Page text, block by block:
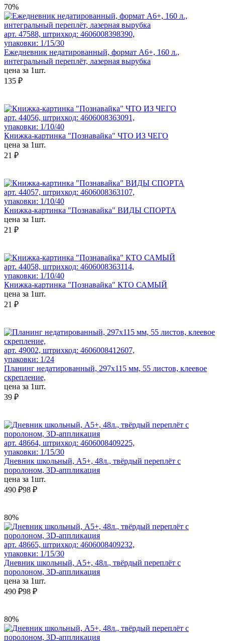
70%
арт. 47588, штрихкод: 4606008398390,
упаковки: 1/15/30
Ежедневник недатированный, формат А6+, 160 л.,
интегральный переплёт, лазерная вырубка
цена за 1шт.
135 ₽
арт. 44056, штрихкод: 4606008363091,
упаковки: 1/10/40
Книжка-картинка "Познавайка" ЧТО ИЗ ЧЕГО
цена за 1шт.
21 ₽
арт. 44057, штрихкод: 4606008363107,
упаковки: 1/10/40
Книжка-картинка "Познавайка" ВИДЫ СПОРТА
цена за 1шт.
21 ₽
арт. 44058, штрихкод: 4606008363114,
упаковки: 1/10/40
Книжка-картинка "Познавайка" КТО САМЫЙ
цена за 1шт.
21 ₽
арт. 49002, штрихкод: 4606008412607,
упаковки: 1/24
Планинг недатированный, 297х115 мм, 55 листов, клеевое
скрепление,
цена за 1шт.
39 ₽
арт. 48664, штрихкод: 4606008409225,
упаковки: 1/15/30
Дневник школьный, А5+, 48л., твёрдый переплёт с
поролоном, 3D-аппликация
цена за 1шт.
490 ₽98 ₽
80%
арт. 48665, штрихкод: 4606008409232,
упаковки: 1/15/30
Дневник школьный, А5+, 48л., твёрдый переплёт с
поролоном, 3D-аппликация
цена за 1шт.
490 ₽98 ₽
80%